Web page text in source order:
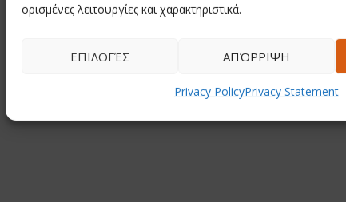
ορισμένες λειτουργίες και χαρακτηριστικά.
ΑΠΌΡΡΙΨΗ
ΕΠΙΛΟΓΈΣ
Privacy PolicyPrivacy Statement